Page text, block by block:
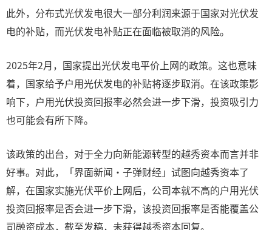
此外，分布式光伏发电很大一部分利润来源于国家对光伏发
电的补贴，而光伏发电补贴正在面临被取消的风险。
2025年2月，国家提出光伏发电平价上网的政策。这也意味
着，国家给予户用光伏发电的补贴将逐步取消。在该政策影
响下，户用光伏投资回报率必然会进一步下滑，投资吸引力
也可能会有所下降。
该政策的出台，对于全力向新能源转型的越秀资本而言并非
好事。对此，「界面新闻·子弹财经」试图向越秀资本了
解，在国家实施光伏平价上网后，公司本就不高的户用光伏
投资回报率是否会进一步下滑，该投资回报率是否能覆盖公
司融资成本，截至发稿，未获得越秀资本回复。